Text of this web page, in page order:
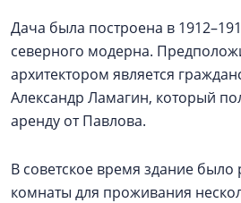
Дача была построена в
северного модерна.
архитектором является
Александр Ламагин, который
аренду от Павлова.
В советское время здание было
комнаты для проживания